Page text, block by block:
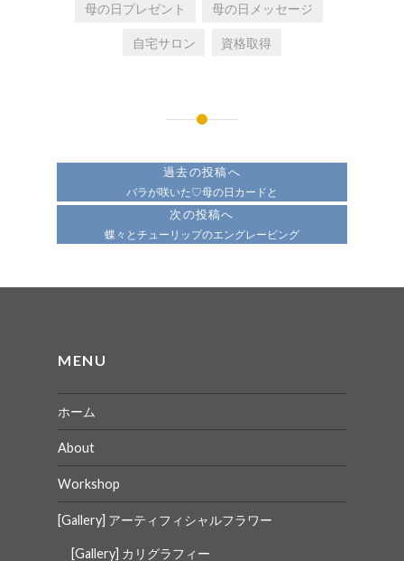
母の日プレゼント 母の日メッセージ
自宅サロン 資格取得
ー
過去の投稿へ
バラが咲いた♡母の日カードと
次の投稿へ
蝶々とチューリップのエングレービング
MENU
ホーム
About
Workshop
[Gallery] アーティフィシャルフラワー
[Gallery] カリグラフィー